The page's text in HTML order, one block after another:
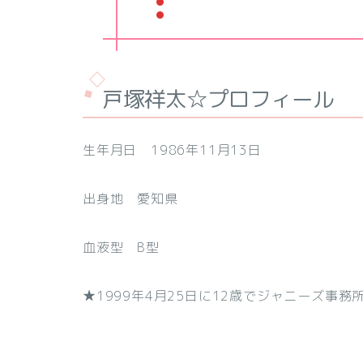
戸塚祥太☆プロフィール
生年月日 1986年11月13日
出身地 愛知県
血液型 B型
★1999年4月25日に12歳でジャニーズ事務